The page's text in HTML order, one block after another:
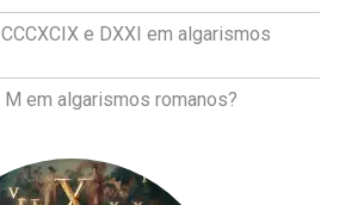
e DXXI em algarismos
M em algarismos romanos?